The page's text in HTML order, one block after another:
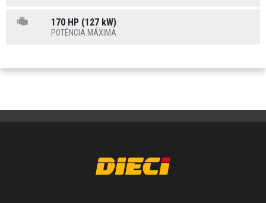
170 HP (127 kW)
POTÊNCIA MÁXIMA